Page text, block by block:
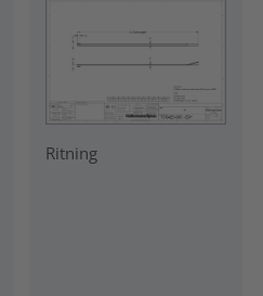
Ritning